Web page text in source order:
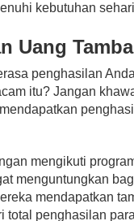
kebutuhan
Uang
penghasilan
itu? Jangan
mengikuti
menguntungkan
mendapatkan
total penghasilan